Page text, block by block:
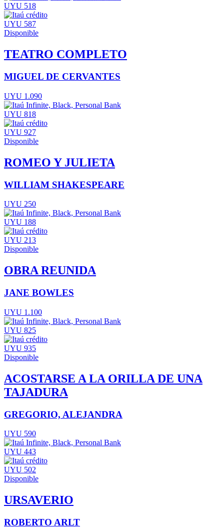
UYU 518
UYU 587
Disponible
TEATRO COMPLETO
MIGUEL DE CERVANTES
UYU 1.090
UYU 818
UYU 927
Disponible
ROMEO Y JULIETA
WILLIAM SHAKESPEARE
UYU 250
UYU 188
UYU 213
Disponible
OBRA REUNIDA
JANE BOWLES
UYU 1.100
UYU 825
UYU 935
Disponible
ACOSTARSE A LA ORILLA DE UNA
TAJADURA
GREGORIO, ALEJANDRA
UYU 590
UYU 443
UYU 502
Disponible
URSAVERIO
ROBERTO ARLT